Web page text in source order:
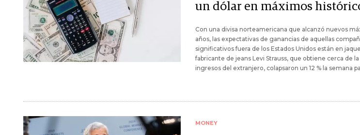
un dólar en máximos
Con una divisa norteamericana que alcanzó nuevos
años, las expectativas de ganancias de aquellas
significativos fuera de los Estados Unidos están en
fabricante de jeans Levi Strauss, que obtiene cerca de
ingresos del extranjero, colapsaron un 12 % la semana
MONEY